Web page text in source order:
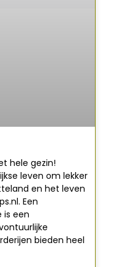
hele gezin!
leven om lekker
en het leven
Een
is een
bieden heel